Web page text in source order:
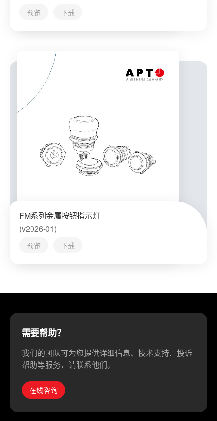
预览 下载
FM系列金属按钮指示灯
(v2026-01)
预览 下载
需要帮助？
我们的团队可为您提供详细信息、技术支持、投诉
帮助等服务，请联系他们。
在线咨询